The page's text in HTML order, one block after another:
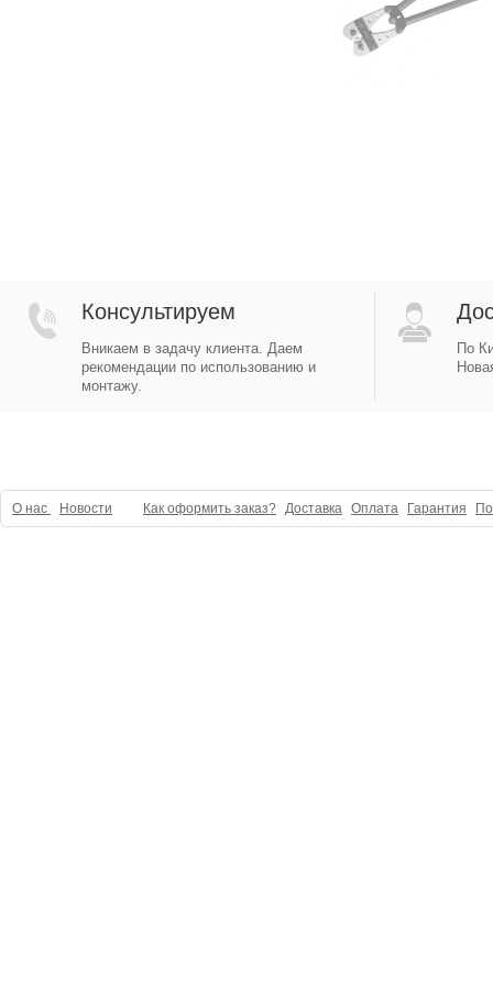
Консультируем
Вникаем в задачу клиента. Даем
рекомендации по использованию и
монтажу.
По
О нас Новости Как оформить заказ? Доставка Оплата Гарантия